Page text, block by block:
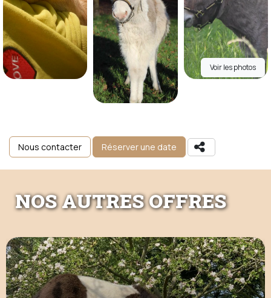
Voir les photos
Nous contacter Réserver une date Partager
NOS AUTRES OFFRES